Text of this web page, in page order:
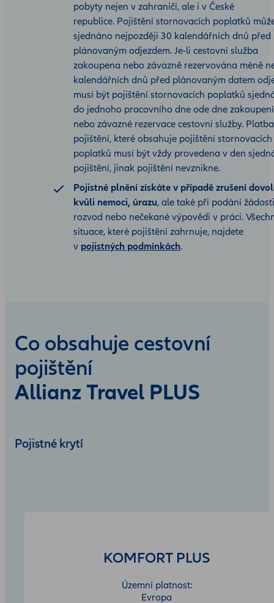
pobyty nejen v zahraničí, ale i v České
republice. Pojištění stornovacích poplatků
sjednáno nejpozději 30 kalendářních dnů před
plánovaným odjezdem. Je-li cestovní služba
zakoupena nebo závazně rezervována méně
kalendářních dnů před plánovaným datem
musí být pojištění stornovacích poplatků
do jednoho pracovního dne ode dne zakoupení
nebo závazné rezervace cestovní služby.
pojištění, které obsahuje pojištění stornovacích
poplatků musí být vždy provedena v den
pojištění, jinak pojištění nevznikne.
Pojistné plnění získáte v případě zrušení
kvůli nemoci, úrazu, ale také při podání
rozvod nebo nečekané výpovědi v práci.
situace, které pojištění zahrnuje, najdete
v pojistných podmínkách.
Co obsahuje cestovní
pojištění
Allianz Travel PLUS
Pojistné krytí
KOMFORT PLUS
Územní platnost:
Evropa